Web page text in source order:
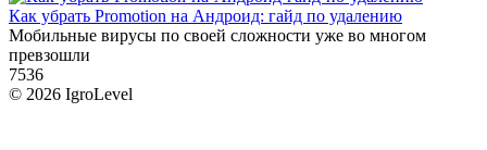
Как убрать Promotion на Андроид: гайд по удалению
Мобильные вирусы по своей сложности уже во многом
превзошли
7536
© 2026 IgroLevel